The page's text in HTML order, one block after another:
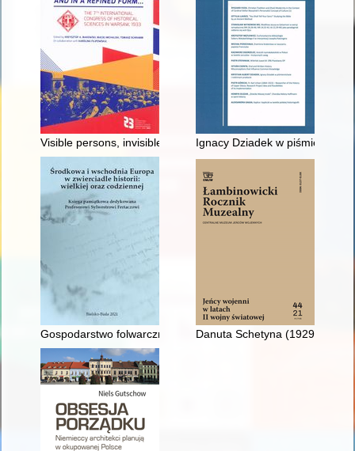
Visible persons, invisible persons : the gender order at the
Ignacy Dziadek w
Gospodarstwo folwarczne w klasztorze paulinów na Łąkach
Danuta Schetyna (1929-2021)